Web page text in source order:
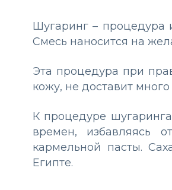
Шугаринг – процедура
Смесь наносится на
Эта процедура при
кожу, не доставит
К процедуре
времен, избавляясь
кармельной пасты.
Египте.